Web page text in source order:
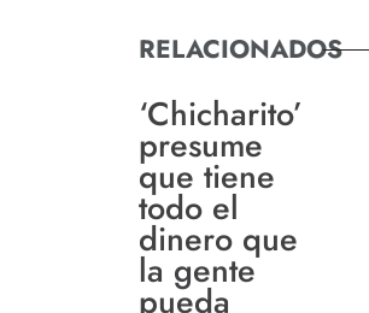
RELACIONADOS
‘Chicharito’
presume
que tiene
todo el
dinero que
la gente
pueda